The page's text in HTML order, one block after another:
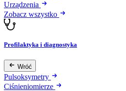
Urządzenia
Zobacz wszystko
Profilaktyka i diagnostyka
Wróć
Pulsoksymetry
Ciśnieniomierze